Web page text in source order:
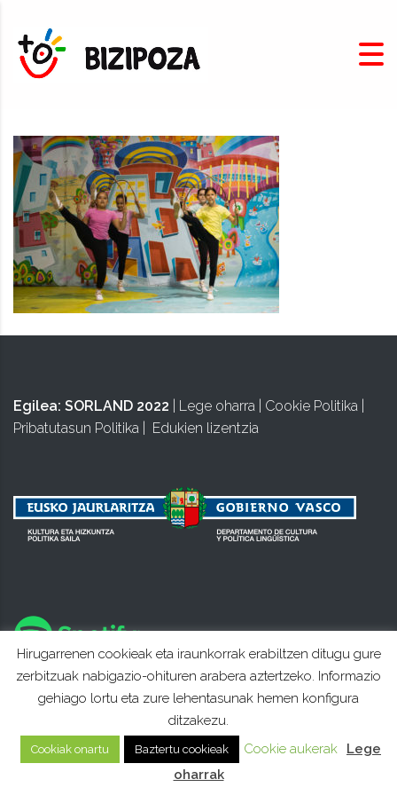
Egilea: SORLAND 2022 Lege oharra Cookie Politika
Pribatutasun Politika
Edukien lizentzia
Hirugarrenen cookieak eta iraunkorrak erabiltzen ditugu gure
zerbitzuak nabigazio-ohituren arabera aztertzeko. Informazio
gehiago lortu eta zure lehentasunak hemen konfigura
ditzakezu.
Cookiak onartu Baztertu cookieak Cookie aukerak
Lege
oharrak